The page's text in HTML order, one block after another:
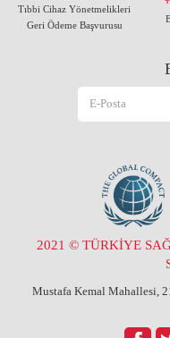
Tıbbi Cihaz Yönetmelikleri
Geri Ödeme Başvurusu
2021 © TÜRKİYE
Mustafa Kemal Mahallesi,